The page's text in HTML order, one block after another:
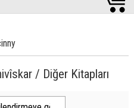
/ Diğer Kitapları